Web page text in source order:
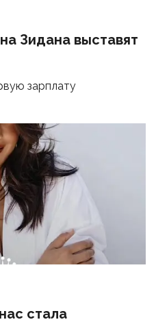
Зидана выставят
зарплату
стала